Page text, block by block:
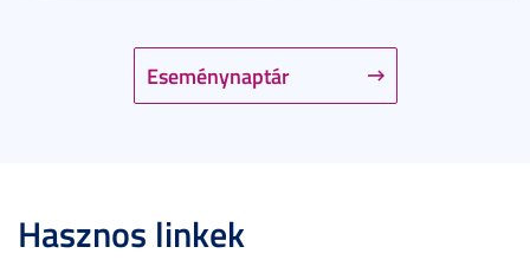
Eseménynaptár
Hasznos linkek